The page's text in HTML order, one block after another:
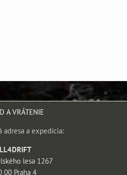
A VRÁTENIE
adresa a expedícia:
lesa 1267
00 Praha 4